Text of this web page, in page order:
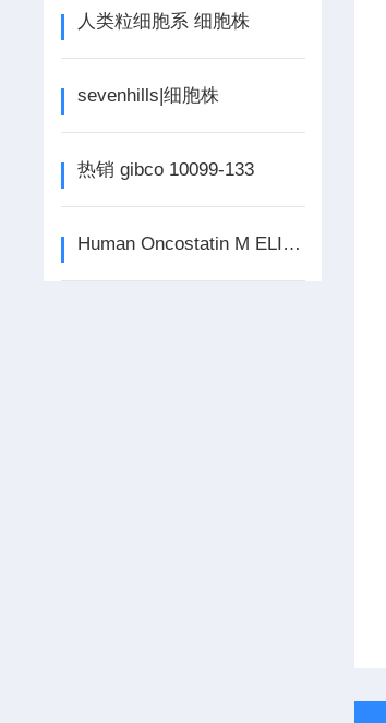
人类粒细胞系 细胞株
sevenhills|细胞株
热销 gibco 10099-133
Human Oncostatin M ELISA kit